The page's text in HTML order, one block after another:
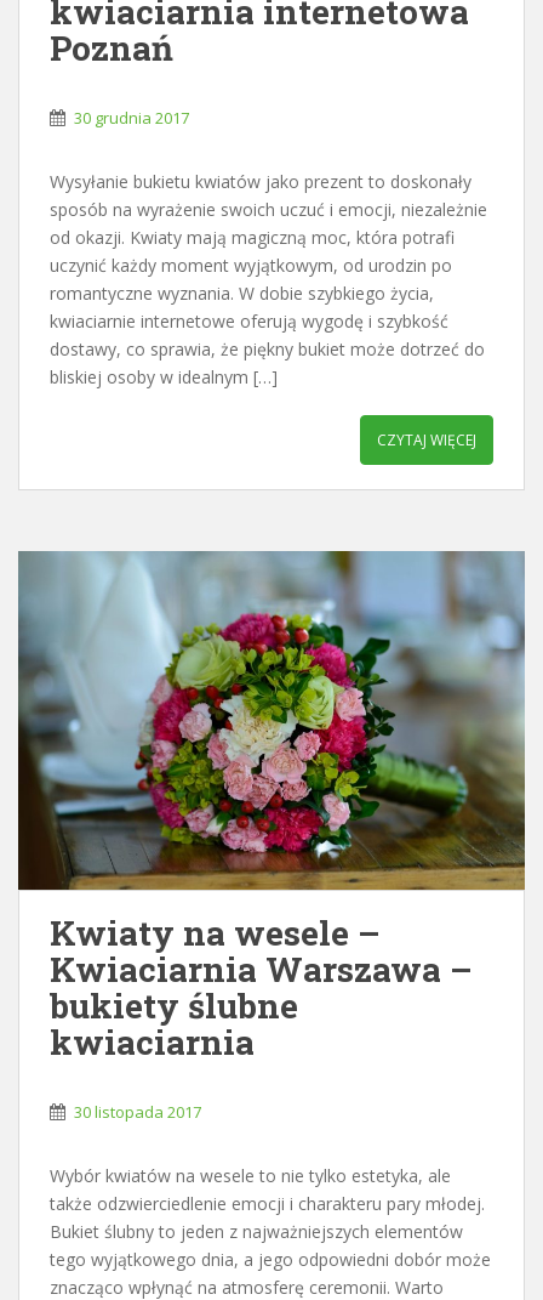
kwiaciarnia internetowa
Poznań
30 grudnia 2017
Wysyłanie bukietu kwiatów jako prezent to doskonały
sposób na wyrażenie swoich uczuć i emocji, niezależnie
od okazji. Kwiaty mają magiczną moc, która potrafi
uczynić każdy moment wyjątkowym, od urodzin po
romantyczne wyznania. W dobie szybkiego życia,
kwiaciarnie internetowe oferują wygodę i szybkość
dostawy, co sprawia, że piękny bukiet może dotrzeć do
bliskiej osoby w idealnym […]
CZYTAJ WIĘCEJ
Kwiaty na wesele –
Kwiaciarnia Warszawa –
bukiety ślubne
kwiaciarnia
30 listopada 2017
Wybór kwiatów na wesele to nie tylko estetyka, ale
także odzwierciedlenie emocji i charakteru pary młodej.
Bukiet ślubny to jeden z najważniejszych elementów
tego wyjątkowego dnia, a jego odpowiedni dobór może
znacząco wpłynąć na atmosferę ceremonii. Warto